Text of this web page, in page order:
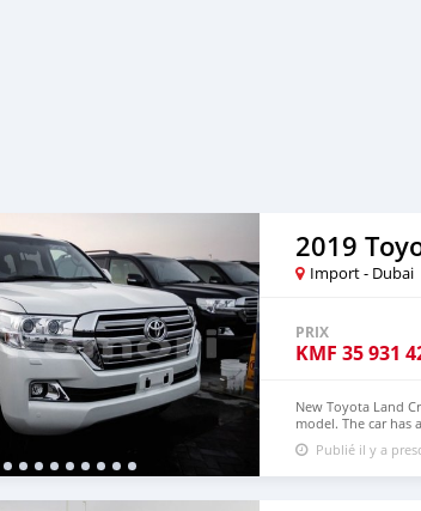
2019
Import - Dubai
PRIX
KMF 35 931
New Toyota Land
model. The car has
interior. Imported
Publié il y a